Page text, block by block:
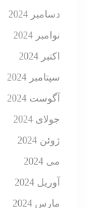
دسامبر 2024
نوامبر 2024
اکتبر 2024
سپتامبر 2024
آگوست 2024
جولای 2024
ژوئن 2024
می 2024
آوریل 2024
مارس 2024